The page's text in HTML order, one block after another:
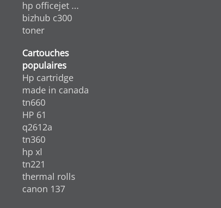
hp officejet ...
bizhub c300
toner
Cartouches
populaires
Hp cartridge
made in canada
tn660
HP 61
q2612a
tn360
hp xl
tn221
thermal rolls
canon 137